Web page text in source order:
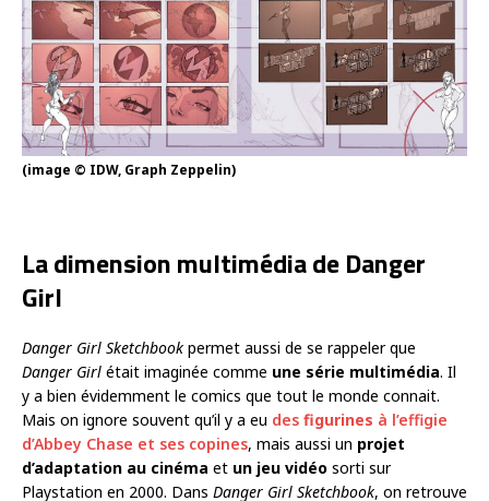
(image © IDW, Graph Zeppelin)
La dimension multimédia de Danger
Girl
Danger Girl Sketchbook permet aussi de se rappeler que
Danger Girl était imaginée comme une série multimédia. Il
y a bien évidemment le comics que tout le monde connait.
Mais on ignore souvent qu’il y a eu des figurines à l’effigie
d’Abbey Chase et ses copines, mais aussi un projet
d’adaptation au cinéma et un jeu vidéo sorti sur
Playstation en 2000. Dans Danger Girl Sketchbook, on retrouve